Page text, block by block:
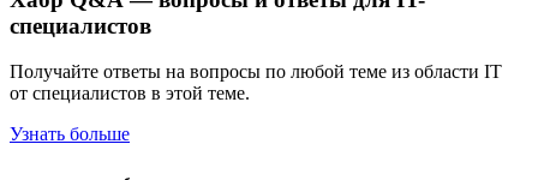
специалистов
Получайте ответы на вопросы по любой теме из области IT
от специалистов в этой теме.
Узнать больше